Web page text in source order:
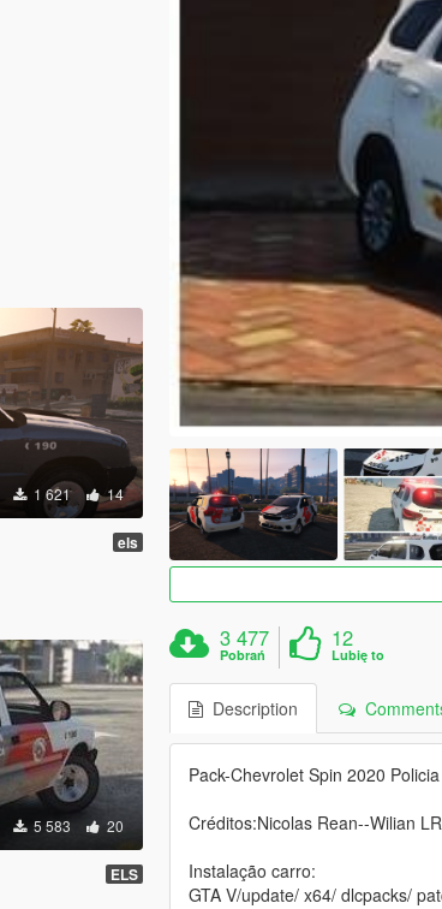
1 621 14
els
5 583 20
ELS
3 477
Pobrań
12
Lubię to
Description
Pack-Chevrolet Spin 2020
Créditos:Nicolas Rean--Wilian
Instalação carro:
GTA V/update/ x64/ dlcpacks/